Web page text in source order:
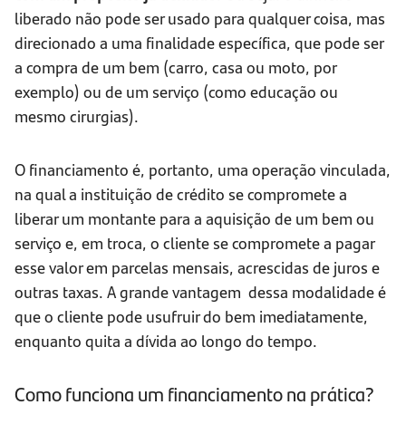
liberado não pode ser usado para qualquer coisa, mas
direcionado a uma finalidade específica, que pode ser
a compra de um bem (carro, casa ou moto, por
exemplo) ou de um serviço (como educação ou
mesmo cirurgias).
O financiamento é, portanto, uma operação vinculada,
na qual a instituição de crédito se compromete a
liberar um montante para a aquisição de um bem ou
serviço e, em troca, o cliente se compromete a pagar
esse valor em parcelas mensais, acrescidas de juros e
outras taxas. A grande vantagem dessa modalidade é
que o cliente pode usufruir do bem imediatamente,
enquanto quita a dívida ao longo do tempo.
Como funciona um financiamento na prática?